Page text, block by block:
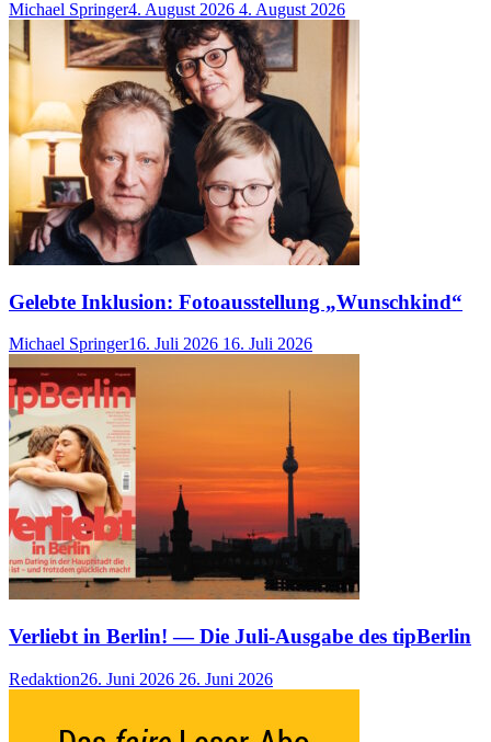
Michael Springer4. August 2026 4. August 2026
Gelebte Inklusion: Fotoausstellung „Wunschkind“
Michael Springer16. Juli 2026 16. Juli 2026
Verliebt in Berlin! — Die Juli-Ausgabe des tipBerlin
Redaktion26. Juni 2026 26. Juni 2026